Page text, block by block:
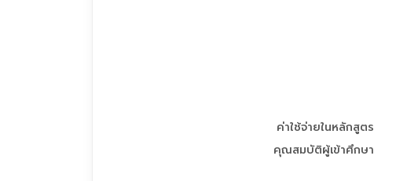
ค่าใช้จ่ายในหลักสูตร
คุณสมบัติผู้เข้าศึกษา